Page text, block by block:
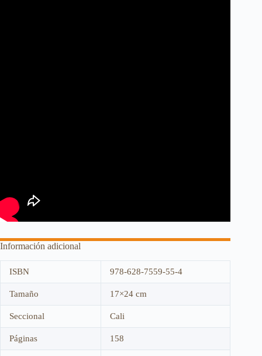
Información adicional
ISBN 978-628-7559-55-4
Tamaño 17×24 cm
Seccional Cali
Páginas 158